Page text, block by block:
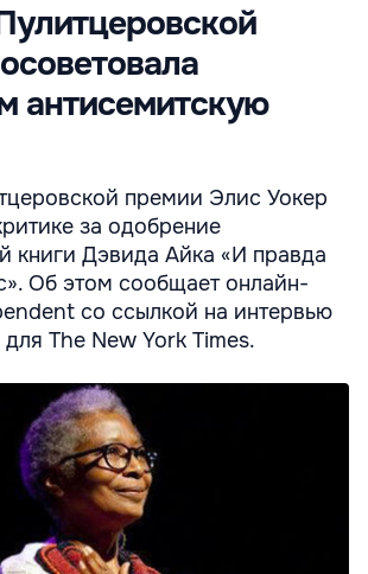
антисемитскую
премии Элис Уокер
за одобрение
книги Дэвида Айка «И правда
Об этом сообщает онлайн-
co ссылкой на интервью
The New York Times.